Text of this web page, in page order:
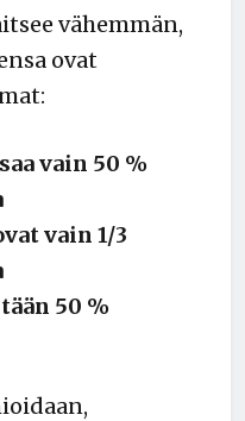
vähemmän,
ovat
vain 50 %
vain 1/3
50 %